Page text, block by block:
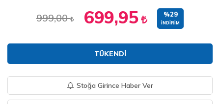
999,00 699,95 %29
İNDIRIM
TÜKENDI
Stoğa Girince Haber Ver